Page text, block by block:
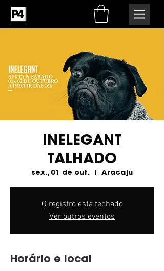
INELEGANT
TALHADO
sex., 01 de out.
  |
Aracaju
O registro está fechado
Ver outros eventos
Horário e local